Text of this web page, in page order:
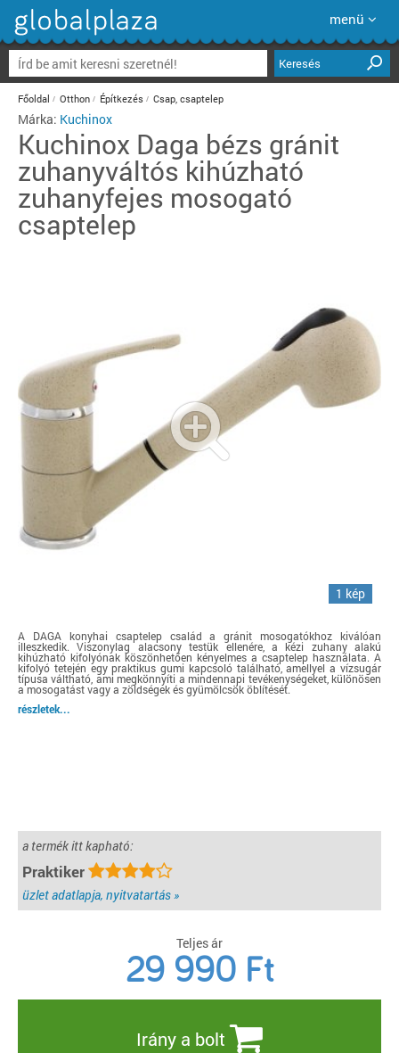
menü
Keresés
Főoldal Otthon Építkezés Csap, csaptelep
Márka: Kuchinox
Kuchinox Daga bézs gránit
zuhanyváltós kihúzható
zuhanyfejes mosogató
csaptelep
1 kép
A DAGA konyhai csaptelep család a gránit mosogatókhoz kiválóan
illeszkedik. Viszonylag alacsony testük ellenére, a kézi zuhany alakú
kihúzható kifolyónak köszönhetően kényelmes a csaptelep használata. A
kifolyó tetején egy praktikus gumi kapcsoló található, amellyel a vízsugár
típusa váltható, ami megkönnyíti a mindennapi tevékenységeket, különösen
a mosogatást vagy a zöldségek és gyümölcsök öblítését.
részletek...
a termék itt kapható:
Praktiker
üzlet adatlapja, nyitvatartás »
Teljes ár
29 990 Ft
Irány a bolt